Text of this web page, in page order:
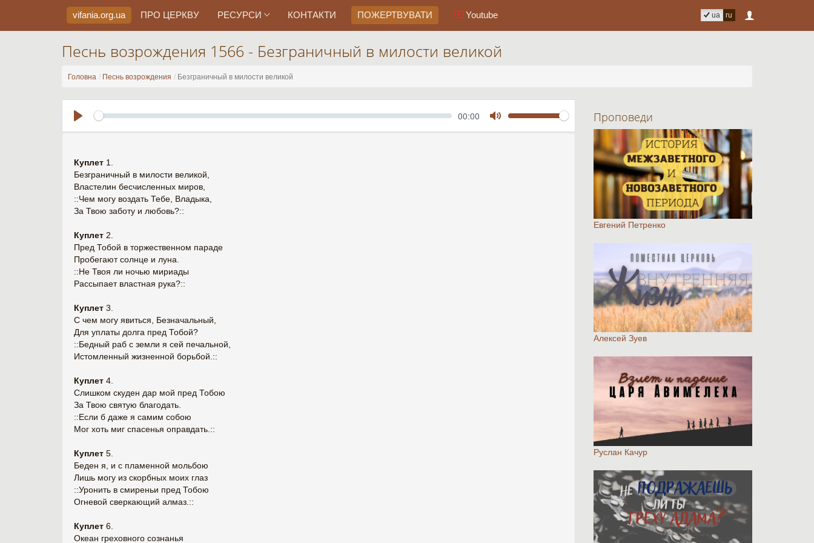
vifania.org.ua ПРО ЦЕРКВУ РЕСУРСИ КОНТАКТИ ПОЖЕРТВУВАТИ Youtube ua ru
Песнь возрождения 1566 - Безграничный в милости великой
Головна Песнь возрождения Безграничный в милости великой
Seek Current
00:00
Mute
Volume
Куплет 1.
Безграничный в милости великой,
Властелин бесчисленных миров,
::Чем могу воздать Тебе, Владыка,
За Твою заботу и любовь?::
Куплет 2.
Пред Тобой в торжественном параде
Пробегают солнце и луна.
::Не Твоя ли ночью мириады
Рассыпает властная рука?::
Куплет 3.
С чем могу явиться, Безначальный,
Для уплаты долга пред Тобой?
::Бедный раб с земли я сей печальной,
Истомленный жизненной борьбой.::
Куплет 4.
Слишком скуден дар мой пред Тобою
За Твою святую благодать.
::Если б даже я самим собою
Мог хоть миг спасенья оправдать.::
Куплет 5.
Беден я, и с пламенной мольбою
Лишь могу из скорбных моих глаз
::Уронить в смиреньи пред Тобою
Огневой сверкающий алмаз.::
Куплет 6.
Океан греховного сознанья
Проповеди
Евгений Петренко
Алексей Зуев
Руслан Качур